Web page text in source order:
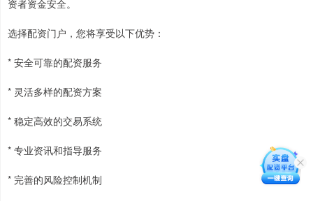
资者资金安全。
选择配资门户，您将享受以下优势：
* 安全可靠的配资服务
* 灵活多样的配资方案
* 稳定高效的交易系统
* 专业资讯和指导服务
* 完善的风险控制机制